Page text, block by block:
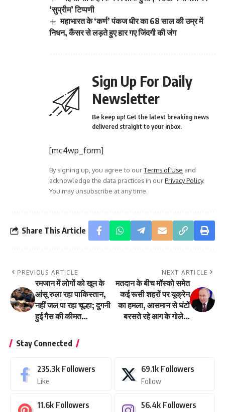
‘सुप्रीम’ टिप्पणी
महाभारत के ‘कर्ण’ पंकज धीर का 68 साल की उम्र में
निधन, कैंसर से लड़ते हुए हार गए जिंदगी की जंग
Sign Up For Daily
Newsletter
Be keep up! Get the latest breaking news
delivered straight to your inbox.
[mc4wp_form]
By signing up, you agree to ourTerms of Use and
acknowledge the data practices in ourPrivacy Policy.
You may unsubscribe at any time.
Share This Article
PREVIOUS ARTICLE
रमजान में लोगों को खून के
आंसू रुला रहा पाकिस्तान,
नहीं जल पा रहा चूल्हा; दुगनी
हुई गैस की कीमत…
NEXT ARTICLE
मतदान के बीच मॉस्को समेत
कई रूसी शहरों पर यूक्रेन
का हमला, आसमान से घंटों
बरसते रहे आग के गोले…
Stay Connected
235.3k Followers
Like
69.1k Followers
Follow
11.6k Followers 56.4k Followers